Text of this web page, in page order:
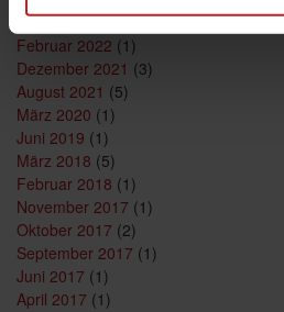
Mai 2022(1)
Februar 2022 (1)
Dezember 2021 (3)
August 2021 (5)
März 2020 (1)
Juni 2019 (1)
März 2018 (5)
Februar 2018 (1)
November 2017 (1)
Oktober 2017 (2)
September 2017 (1)
Juni 2017 (1)
April 2017 (1)